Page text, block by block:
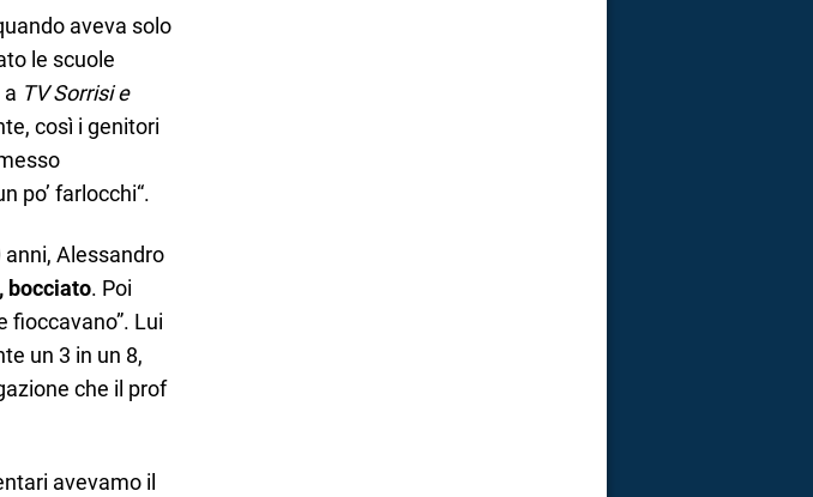
aveva solo
le scuole
a TV Sorrisi e
così i genitori
po’ farlocchi“.
anni, Alessandro
bocciato. Poi
fioccavano”. Lui
un 3 in un 8,
che il prof
avevamo il